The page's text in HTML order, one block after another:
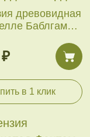
древовидная
Баблгам
в 1 клик